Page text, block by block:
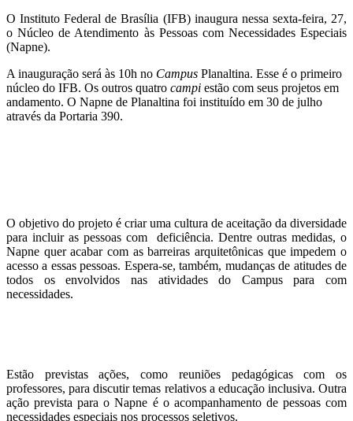
O Instituto Federal de Brasília (IFB) inaugura nessa sexta-feira, 27,
o Núcleo de Atendimento às Pessoas com Necessidades Especiais
(Napne).
A inauguração será às 10h no Campus Planaltina. Esse é o primeiro
núcleo do IFB. Os outros quatro campi estão com seus projetos em
andamento. O Napne de Planaltina foi instituído em 30 de julho
através da Portaria 390.
O objetivo do projeto é criar uma cultura de aceitação da diversidade
para incluir as pessoas com deficiência. Dentre outras medidas, o
Napne quer acabar com as barreiras arquitetônicas que impedem o
acesso a essas pessoas. Espera-se, também, mudanças de atitudes de
todos os envolvidos nas atividades do Campus para com
necessidades.
Estão previstas ações, como reuniões pedagógicas com os
professores, para discutir temas relativos a educação inclusiva. Outra
ação prevista para o Napne é o acompanhamento de pessoas com
necessidades especiais nos processos seletivos.